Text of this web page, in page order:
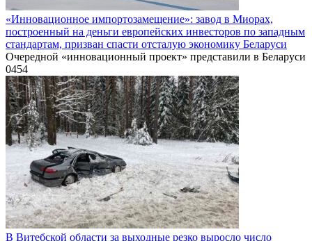
«Инновационное импортозамещение»: завод в Миорах,
построенный на деньги европейских инвесторов по западным
стандартам, призван спасти отсталую экономику Беларуси
Очередной «инновационный проект» представили в Беларуси
0454
В Витебской области за выходные резко выросло число